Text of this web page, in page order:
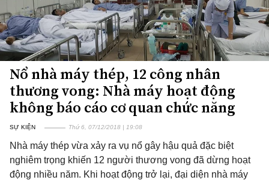
Nổ nhà máy thép, 12 công nhân
thương vong: Nhà máy hoạt động
không báo cáo cơ quan chức năng
SỰ KIỆN Thứ 6, 07/12/2018 | 19:08
Nhà máy thép vừa xảy ra vụ nổ gây hậu quả đặc biệt
nghiêm trọng khiến 12 người thương vong đã dừng hoạt
động nhiều năm. Khi hoạt động trở lại, đại diện nhà máy